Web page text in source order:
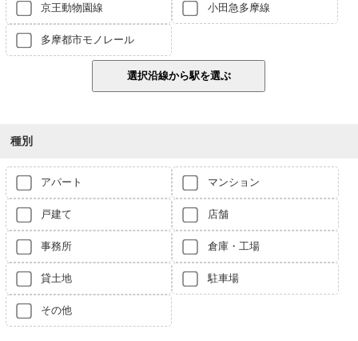
京王動物園線 小田急多摩線
多摩都市モノレール
種別
アパート マンション
戸建て 店舗
事務所 倉庫・工場
貸土地 駐車場
その他